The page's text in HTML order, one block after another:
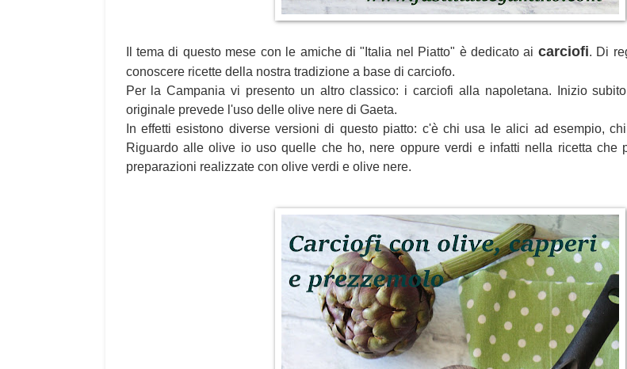
Il tema di questo mese con le amiche di "Italia nel Piatto" è dedicato ai carciofi. Di
conoscere ricette della nostra tradizione a base di carciofo.
Per la Campania vi presento un altro classico: i carciofi alla napoletana. Inizio
originale prevede l'uso delle olive nere di Gaeta.
In effetti esistono diverse versioni di questo piatto: c'è chi usa le alici ad esempio,
Riguardo alle olive io uso quelle che ho, nere oppure verdi e infatti nella ricetta che
preparazioni realizzate con olive verdi e olive nere.